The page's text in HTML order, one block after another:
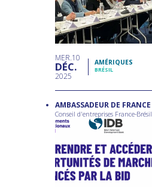
MER 10
DÉC
2025
AMÉRIQUES
BRÉSIL
AMBASSADEUR DE FRANCE
Conseil d'entreprises France-Brésil